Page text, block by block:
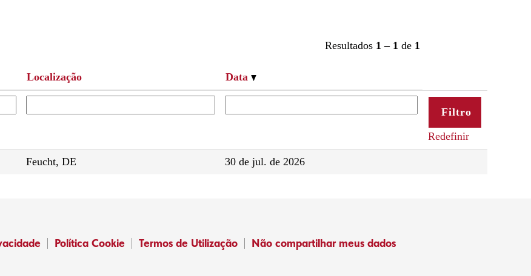
Resultados 1 – 1 de 1
Localização Data
Redefinir
Feucht, DE 30 de jul. de 2026
Política Cookie Termos de Utilização Não compartilhar meus dados